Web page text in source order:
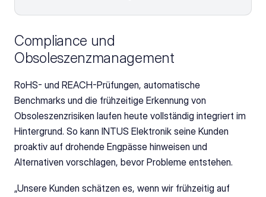
Compliance und
Obsoleszenzmanagement
RoHS- und REACH-Prüfungen, automatische
Benchmarks und die frühzeitige Erkennung von
Obsoleszenzrisiken laufen heute vollständig integriert im
Hintergrund. So kann INTUS Elektronik seine Kunden
proaktiv auf drohende Engpässe hinweisen und
Alternativen vorschlagen, bevor Probleme entstehen.
„Unsere Kunden schätzen es, wenn wir frühzeitig auf